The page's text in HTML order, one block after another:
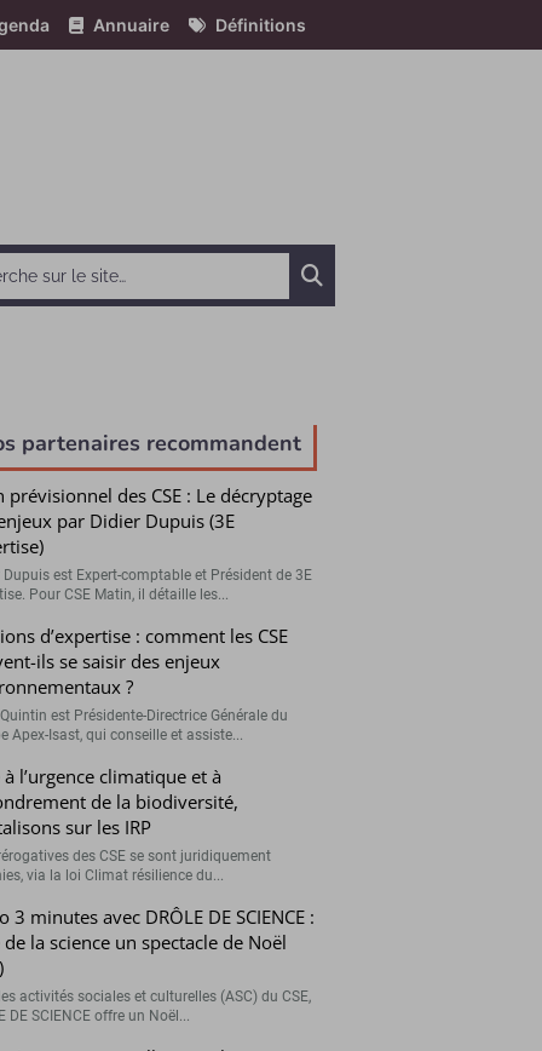
Annuaire Définitions
partenaires recommandent
prévisionnel des CSE : Le décryptage
par Didier Dupuis (3E
Dupuis est Expert-comptable et Président de 3E
Pour CSE Matin, il détaille les...
d’expertise : comment les CSE
ils se saisir des enjeux
?
est Présidente-Directrice Générale du
Apex-Isast, qui conseille et assiste...
à l’urgence climatique et à
de la biodiversité,
sur les IRP
des CSE se sont juridiquement
via la loi Climat résilience du...
3 minutes avec DRÔLE DE SCIENCE :
la science un spectacle de Noël
activités sociales et culturelles (ASC) du CSE,
DE SCIENCE offre un Noël...